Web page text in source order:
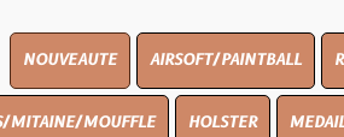
AIRSOFT/PAINTBALL RATIONS
HOLSTER MEDAILLES/